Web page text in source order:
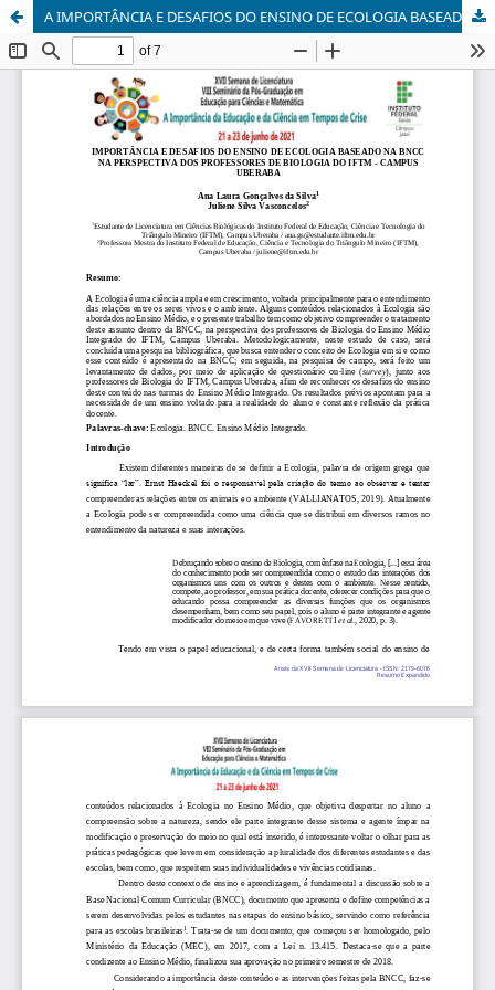
A IMPORTÂNCIA E DESAFIOS DO ENSINO DE ECOLOGIA BASEADO NA BNCC NA PERSPECTIVA DOS PROFESSORES DE BIOLOGIA DO IFTM - CAMPUS UBERABA